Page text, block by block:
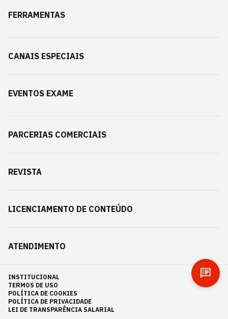
FERRAMENTAS
CANAIS ESPECIAIS
EVENTOS EXAME
PARCERIAS COMERCIAIS
REVISTA
LICENCIAMENTO DE CONTEÚDO
ATENDIMENTO
INSTITUCIONAL
TERMOS DE USO
POLÍTICA DE COOKIES
POLÍTICA DE PRIVACIDADE
LEI DE TRANSPARÊNCIA SALARIAL